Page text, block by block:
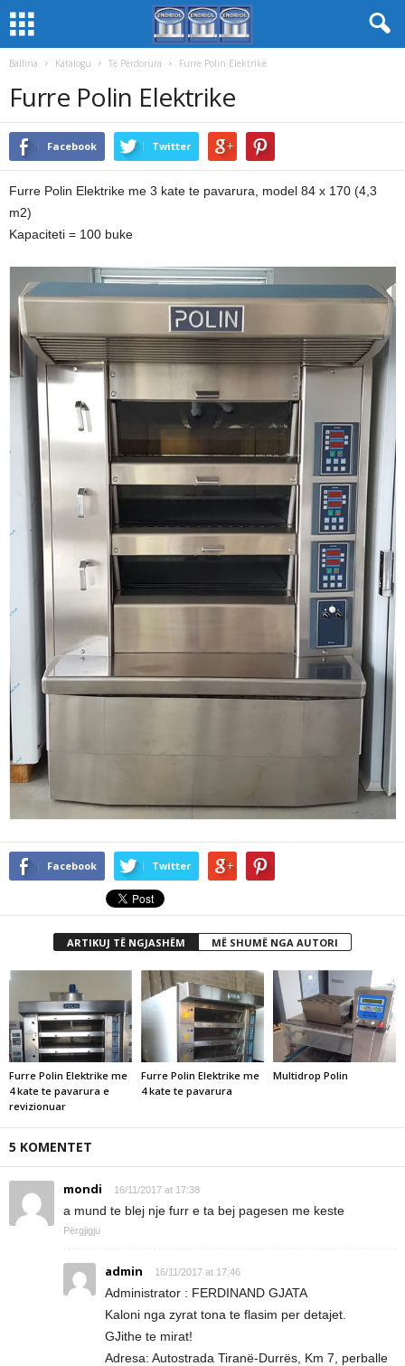
Ballina Katalogu Të Përdorura Furre Polin Elektrike
Furre Polin Elektrike
Facebook Twitter
Furre Polin Elektrike me 3 kate te pavarura, model 84 x 170 (4,3
m2)
Kapaciteti = 100 buke
Facebook Twitter
ARTIKUJ TË NGJASHËM MË SHUMË NGA AUTORI
Furre Polin Elektrike me
4 kate te pavarura e
revizionuar
Furre Polin Elektrike me
4 kate te pavarura
Multidrop Polin
5 KOMENTET
mondi 16/11/2017 at 17:38
a mund te blej nje furr e ta bej pagesen me keste
Përgjigju
admin 16/11/2017 at 17:46
Administrator : FERDINAND GJATA
Kaloni nga zyrat tona te flasim per detajet.
GJithe te mirat!
Adresa: Autostrada Tiranë-Durrës, Km 7, perballe